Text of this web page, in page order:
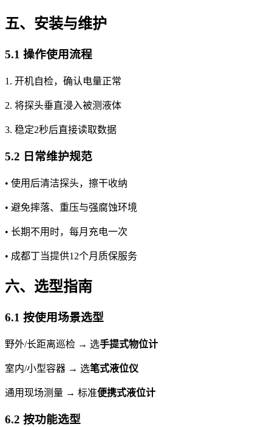
五、安装与维护
5.1 操作使用流程
1. 开机自检，确认电量正常
2. 将探头垂直浸入被测液体
3. 稳定2秒后直接读取数据
5.2 日常维护规范
• 使用后清洁探头，擦干收纳
• 避免摔落、重压与强腐蚀环境
• 长期不用时，每月充电一次
• 成都丁当提供12个月质保服务
六、选型指南
6.1 按使用场景选型
野外/长距离巡检 → 选手提式物位计
室内/小型容器 → 选笔式液位仪
通用现场测量 → 标准便携式液位计
6.2 按功能选型